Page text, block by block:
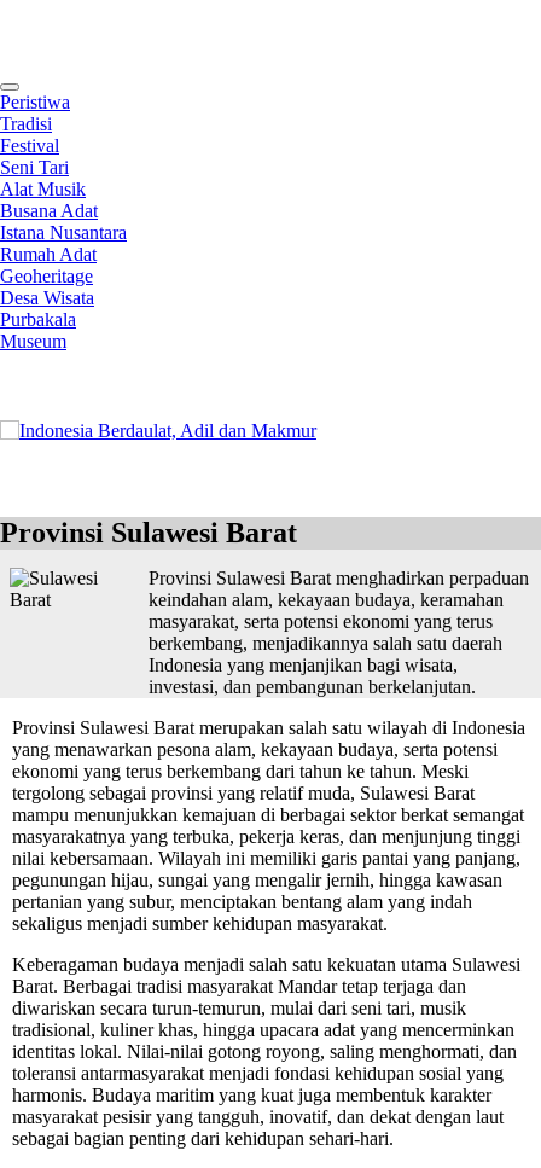
Peristiwa
Tradisi
Festival
Seni Tari
Alat Musik
Busana Adat
Istana Nusantara
Rumah Adat
Geoheritage
Desa Wisata
Purbakala
Museum
Provinsi Sulawesi Barat
Provinsi Sulawesi Barat menghadirkan perpaduan
keindahan alam, kekayaan budaya, keramahan
masyarakat, serta potensi ekonomi yang terus
berkembang, menjadikannya salah satu daerah
Indonesia yang menjanjikan bagi wisata,
investasi, dan pembangunan berkelanjutan.
Provinsi Sulawesi Barat merupakan salah satu wilayah di Indonesia
yang menawarkan pesona alam, kekayaan budaya, serta potensi
ekonomi yang terus berkembang dari tahun ke tahun. Meski
tergolong sebagai provinsi yang relatif muda, Sulawesi Barat
mampu menunjukkan kemajuan di berbagai sektor berkat semangat
masyarakatnya yang terbuka, pekerja keras, dan menjunjung tinggi
nilai kebersamaan. Wilayah ini memiliki garis pantai yang panjang,
pegunungan hijau, sungai yang mengalir jernih, hingga kawasan
pertanian yang subur, menciptakan bentang alam yang indah
sekaligus menjadi sumber kehidupan masyarakat.
Keberagaman budaya menjadi salah satu kekuatan utama Sulawesi
Barat. Berbagai tradisi masyarakat Mandar tetap terjaga dan
diwariskan secara turun-temurun, mulai dari seni tari, musik
tradisional, kuliner khas, hingga upacara adat yang mencerminkan
identitas lokal. Nilai-nilai gotong royong, saling menghormati, dan
toleransi antarmasyarakat menjadi fondasi kehidupan sosial yang
harmonis. Budaya maritim yang kuat juga membentuk karakter
masyarakat pesisir yang tangguh, inovatif, dan dekat dengan laut
sebagai bagian penting dari kehidupan sehari-hari.